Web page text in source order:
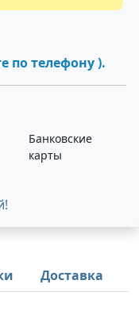
по телефону ).
Банковские
карты
Доставка